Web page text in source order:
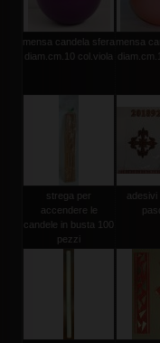
mensa candela sfera
diam.cm.10 col.viola
mensa
strega per
accendere le
candele in busta 100
pezzi